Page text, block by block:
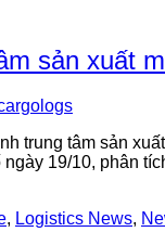
sản xuất
trung tâm sản
19/10, phân
, Logistics News,